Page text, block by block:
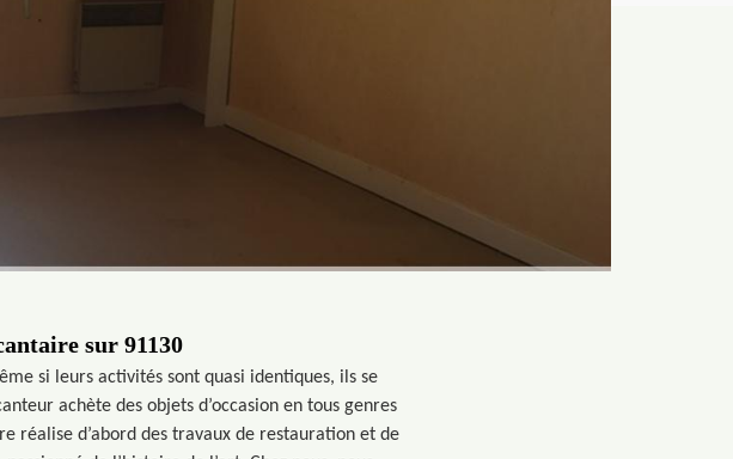
sur 91130
si leurs activités sont quasi identiques, ils se
achète des objets d’occasion en tous genres
réalise d’abord des travaux de restauration et de